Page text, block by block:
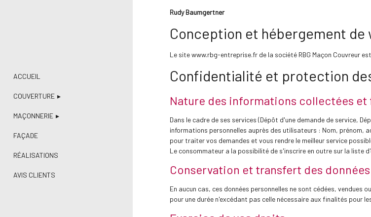
ACCUEIL
COUVERTURE
MAÇONNERIE
FAÇADE
RÉALISATIONS
AVIS CLIENTS
Rudy Baumgertner
Conception et hébergement
Le site www.rbg-entreprise.fr de la société RBG Maçon Couvreur
Confidentialité et protection
Nature des informations collectées
Dans le cadre de ses services (Dépôt d'une demande de service,
informations personnelles auprès des utilisateurs : Nom, prénom,
pour traiter vos demandes et vous rendre le meilleur service
Le consommateur a la possibilité de s'inscrire en outre sur la liste
Conservation et transfert des données
En aucun cas, ces données personnelles ne sont cédées,
pour une durée n'excédant pas celle nécessaire aux finalités pour